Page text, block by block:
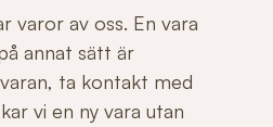
varor av oss. En vara
annat sätt är
ta kontakt med
vi en ny vara utan